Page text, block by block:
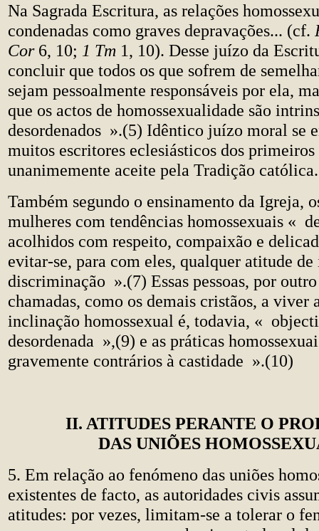
Na Sagrada Escritura, as relações
condenadas como graves depravações... (cf.
Cor6, 10; 1 Tm 1, 10). Desse juízo da
concluir que todos os que sofrem de
sejam pessoalmente responsáveis por ela,
que os actos de homossexualidade são
desordenados ».(5) Idêntico juízo moral se
muitos escritores eclesiásticos dos
unanimemente aceite pela Tradição católica.
Também segundo o ensinamento da Igreja,
mulheres com tendências homossexuais «
acolhidos com respeito, compaixão e
evitar-se, para com eles, qualquer atitude
discriminação ».(7) Essas pessoas, por
chamadas, como os demais cristãos, a viver
inclinação homossexual é, todavia, «
desordenada »,(9) e as práticas
gravemente contrários à castidade ».(10)
II. ATITUDES PERANTE O
DAS UNIÕES
5. Em relação ao fenómeno das uniões
existentes de facto, as autoridades civis
atitudes: por vezes, limitam-se a tolerar o